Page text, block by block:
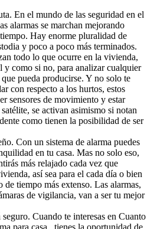
En el mundo de las seguridad en el
alarmas se marchan mejorando
Hay enorme pluralidad de
y poco a poco más terminados.
todo lo que ocurre en la vivienda,
y como si no, para analizar cualquier
pueda producirse. Y no solo te
con respecto a los hurtos, estos
sensores de movimiento y estar
se activan asimismo si notan
como tienen la posibilidad de ser
Con un sistema de alarma puedes
en tu casa. Mas no solo eso,
más relajado cada vez que
así sea para el cada día o bien
de tiempo más extenso. Las alarmas,
de vigilancia, van a ser tu mejor
Cuando te interesas en Cuanto
para casa , tienes la oportunidad de